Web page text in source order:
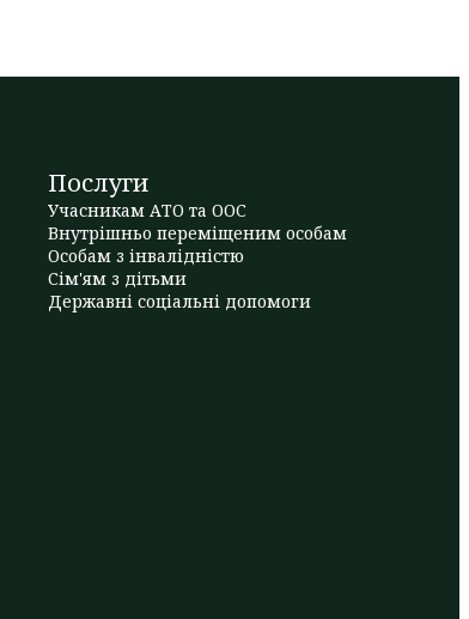
Послуги
Учасникам АТО та ООС
Внутрішньо переміщеним особам
Особам з інвалідністю
Сім'ям з дітьми
Державні соціальні допомоги